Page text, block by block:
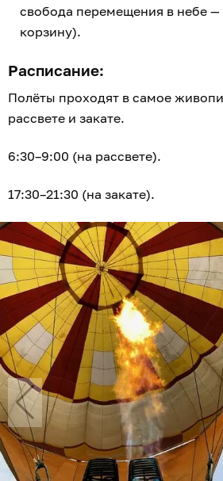
свобода перемещения в небе
корзину).
Расписание:
Полёты проходят в самое
рассвете и закате.
6:30–9:00 (на рассвете).
17:30–21:30 (на закате).